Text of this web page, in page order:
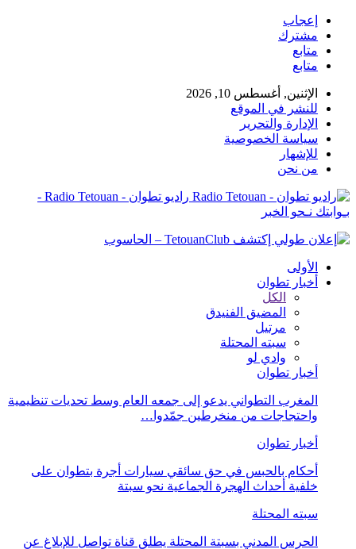
إعجاب
مشترك
متابع
متابع
الإثنين, أغسطس 10, 2026
للنشر في الموقع
الإدارة والتحرير
سياسة الخصوصية
للإشهار
من نحن
راديو تطوان - Radio Tetouan -
بـوابتك نـحو الخبر
الأولى
أخبار تطوان
الكل
المضيق الفنيدق
مرتيل
سبته المحتلة
وادي لو
أخبار تطوان
المغرب التطواني يدعو إلى جمعه العام وسط تحديات تنظيمية
واحتجاجات من منخرطين جمّدوا…
أخبار تطوان
أحكام بالحبس في حق سائقي سيارات أجرة بتطوان على
خلفية أحداث الهجرة الجماعية نحو سبتة
سبته المحتلة
الحرس المدني بسبتة المحتلة يطلق قناة تواصل للإبلاغ عن